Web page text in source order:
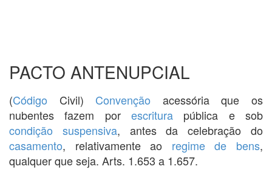
PACTO ANTENUPCIAL
(Código Civil) Convenção acessória que os
nubentes fazem por escritura pública e sob
condição suspensiva, antes da celebração do
casamento, relativamente ao regime de bens,
qualquer que seja. Arts. 1.653 a 1.657.